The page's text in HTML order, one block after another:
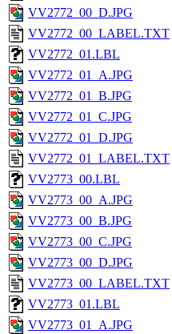
VV2772_00_D.JPG
VV2772_00_LABEL.TXT
VV2772_01.LBL
VV2772_01_A.JPG
VV2772_01_B.JPG
VV2772_01_C.JPG
VV2772_01_D.JPG
VV2772_01_LABEL.TXT
VV2773_00.LBL
VV2773_00_A.JPG
VV2773_00_B.JPG
VV2773_00_C.JPG
VV2773_00_D.JPG
VV2773_00_LABEL.TXT
VV2773_01.LBL
VV2773_01_A.JPG